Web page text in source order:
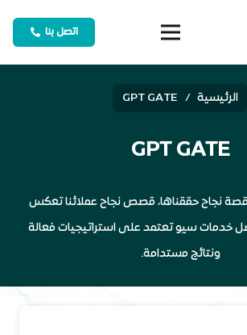
اتصل بنا
الرئيسية /
GPT GATE
GPT GATE
نجاح حققناها، قصص نجاح عملائنا تعكس
خدمات سيو تعتمد على استراتيجيات فعالة
ونتائج مستدامة.